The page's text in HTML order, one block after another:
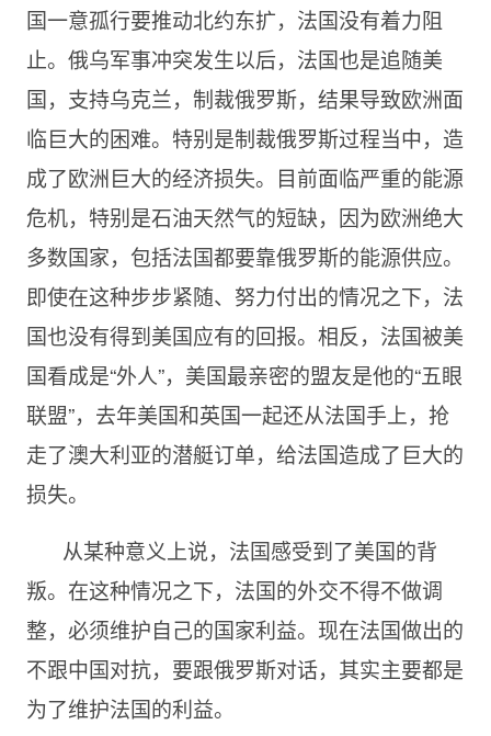
国一意孤行要推动北约东扩，法国没有着力阻
止。俄乌军事冲突发生以后，法国也是追随美
国，支持乌克兰，制裁俄罗斯，结果导致欧洲面
临巨大的困难。特别是制裁俄罗斯过程当中，造
成了欧洲巨大的经济损失。目前面临严重的能源
危机，特别是石油天然气的短缺，因为欧洲绝大
多数国家，包括法国都要靠俄罗斯的能源供应。
即使在这种步步紧随、努力付出的情况之下，法
国也没有得到美国应有的回报。相反，法国被美
国看成是“外人”，美国最亲密的盟友是他的“五眼
联盟”，去年美国和英国一起还从法国手上，抢
走了澳大利亚的潜艇订单，给法国造成了巨大的
损失。
从某种意义上说，法国感受到了美国的背
叛。在这种情况之下，法国的外交不得不做调
整，必须维护自己的国家利益。现在法国做出的
不跟中国对抗，要跟俄罗斯对话，其实主要都是
为了维护法国的利益。